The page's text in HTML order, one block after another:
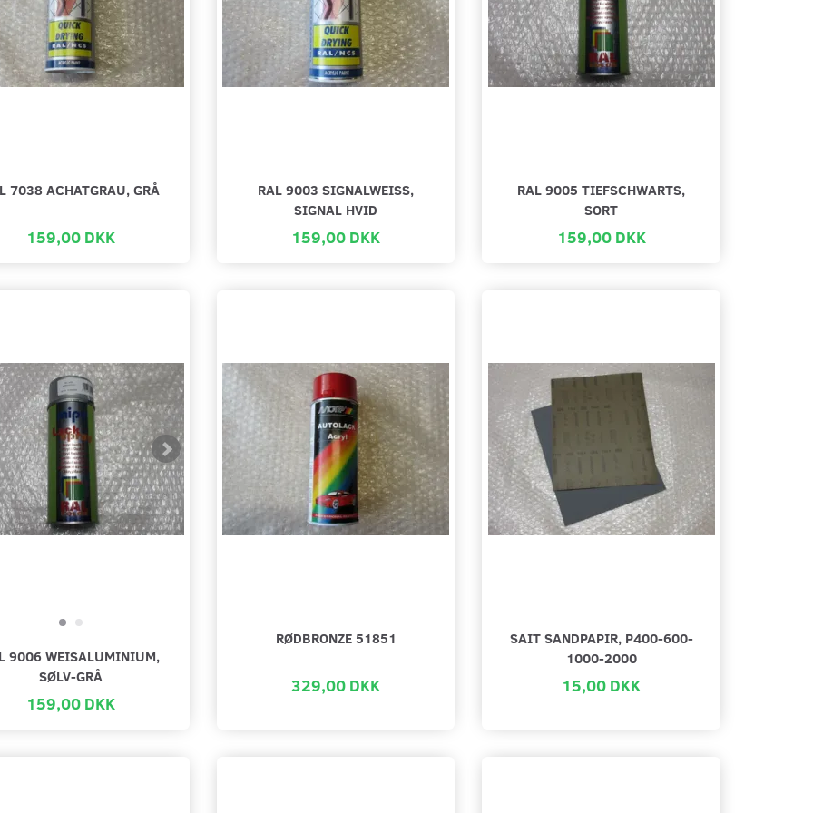
7038 ACHATGRAU, GRÅ
159,00 DKK
RAL 9003 SIGNALWEISS,
SIGNAL HVID
159,00 DKK
RAL 9005 TIEFSCHWARTS,
SORT
159,00 DKK
9006 WEISALUMINIUM,
SØLV-GRÅ
159,00 DKK
RØDBRONZE 51851
329,00 DKK
SAIT SANDPAPIR, P400-600-
1000-2000
15,00 DKK